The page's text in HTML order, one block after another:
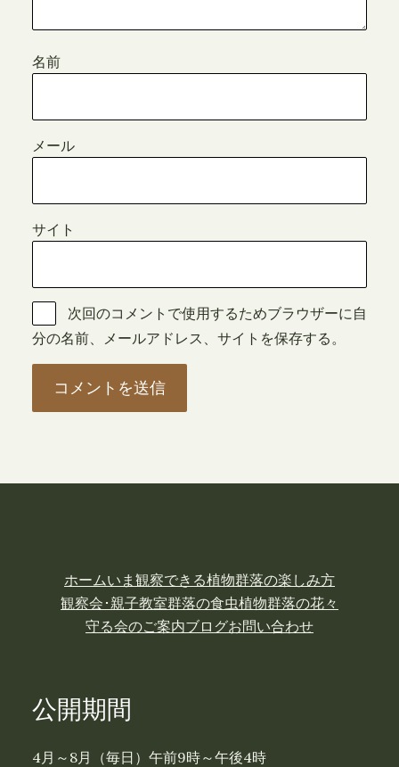
名前
メール
サイト
次回のコメントで使用するためブラウザーに自
分の名前、メールアドレス、サイトを保存する。
ホームいま観察できる植物群落の楽しみ方
観察会･親子教室群落の食虫植物群落の花々
守る会のご案内ブログお問い合わせ
公開期間
4月～8月（毎日）午前9時～午後4時